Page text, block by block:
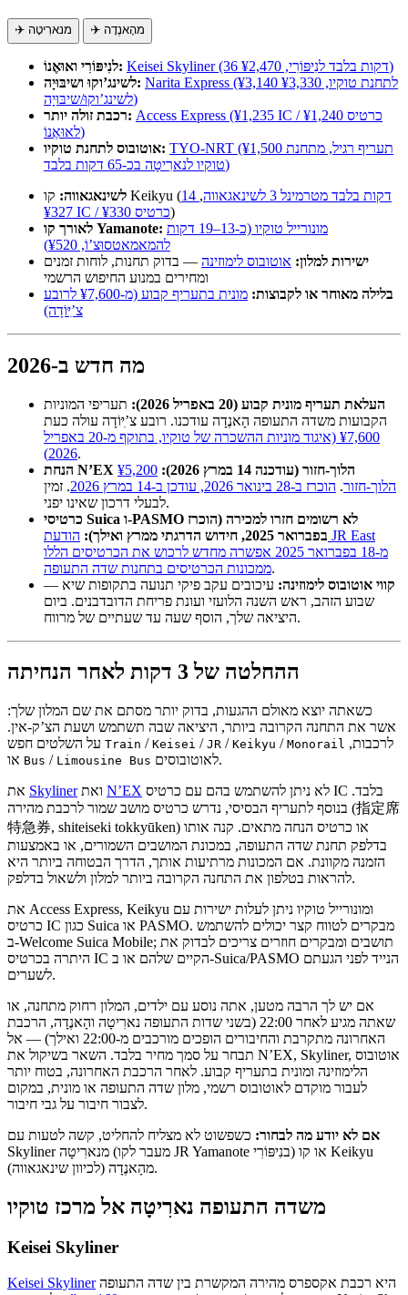
✈️ מנארִיטָה ✈️ מהָאנֶדָה
לנִיפּוֹרִי ואוּאֶנוֹ:
Keisei Skyliner (36 דקות בלבד לנִיפּוֹרִי, ¥2,470)
לשינג’וקוּ ושיבּוּיָה: Narita Express (¥3,140 לתחנת טוקיו, ¥3,330
לשינג’וקוּ/שיבּוּיָה)
רכבת זולה יותר: Access Express (¥1,235 IC / ¥1,240 כרטיס
לאוּאֶנוֹ)
אוטובוס לתחנת טוקיו: TYO-NRT (¥1,500 תעריף רגיל, מתחנת
טוקיו לנארִיטָה בכ-65 דקות בלבד)
לשינאגאווה: קו Keikyu ( 14 דקות בלבד מטרמינל 3 לשינאגאווה
,
¥327 IC / ¥330 כרטיס)
לאורך קו Yamanote: מונורייל טוקיו (כ-13–19 דקות
להמאמאטסוּצ’וֹ, ¥520)
ישירות למלון: אוטובוס לימוזינה — בדוק תחנות, לוחות זמנים
ומחירים במנוע החיפוש הרשמי
בלילה מאוחר או לקבוצות:
מונית בתעריף קבוע (מ-¥7,600 לרובע
צ’ִיּוֹדָה)
מה חדש ב-2026
העלאת תעריף מונית קבוע (20 באפריל 2026):
תעריפי המוניות
הקבועות משדה התעופה הָאנֶדָה עודכנו. רובע צ’ִיּוֹדָה עולה כעת
¥7,600 (איגוד מוניות ההשכרה של טוקיו, בתוקף מ-20 באפריל
2026).
הנחת N’EX הלוך-חזור (עודכנה 14 במרץ 2026):
¥5,200
הלוך-חזור. הוכרז ב-28 בינואר 2026, עודכן ב-14 במרץ 2026
. זמין
לבעלי דרכון שאינו יפני.
כרטיסי Suica ו-PASMO לא רשומים חזרו למכירה (הוכרז
בפברואר 2025, חידוש הדרגתי ממרץ ואילך):
הודעת JR East
מ-18 בפברואר 2025 אפשרה מחדש לרכוש את הכרטיסים הללו
ממכונות הכרטיסים בתחנות שדה התעופה.
קווי אוטובוס לימוזינה: עיכובים עקב פיקי תנועה בתקופות שיא —
שבוע הזהב, ראש השנה הלועזי ועונת פריחת הדובדבנים. ביום
היציאה שלך, הוסף שעה עד שעתיים של מרווח.
ההחלטה של 3 דקות לאחר הנחיתה
כשאתה יוצא מאולם ההגעות, בדוק יותר מסתם את שם המלון שלך:
אשר את התחנה הקרובה ביותר, היציאה שבה תשתמש ושעת הצ’ק-אין.
Train / Keisei / JR / Keikyu / Monorail
Bus / Limousine Bus
לאוטובוסים.
Skyliner N’EX
בנוסף לתעריף הבסיסי, נדרש כרטיס מושב שמור לרכבת מהירה (指定席
特急券, shiteiseki tokkyūken) או כרטיס הנחה מתאים. קנה אותו
בדלפק תחנת שדה התעופה, במכונת המושבים השמורים, או באמצעות
הזמנה מקוונת. אם המכונות מרתיעות אותך, הדרך הבטוחה ביותר היא
להראות בטלפון את התחנה הקרובה ביותר למלון ולשאול בדלפק.
את Access Express, Keikyu ומונורייל טוקיו ניתן לעלות ישירות עם
כרטיס IC כגון Suica או PASMO. מבקרים לטווח קצר יכולים להשתמש
ב-Welcome Suica Mobile; תושבים ומבקרים חוזרים צריכים לבדוק את
היתרה בכרטיס IC הקיים שלהם או ב-Suica/PASMO הנייד לפני הגעתם
לשערים.
אם יש לך הרבה מטען, אתה נוסע עם ילדים, המלון רחוק מתחנה, או
שאתה מגיע לאחר 22:00 (בשני שדות התעופה נארִיטָה והָאנֶדָה, הרכבת
האחרונה מתקרבת והחיבורים הופכים מורכבים מ-22:00 ואילך) — אל
תבחר על סמך מחיר בלבד. השאר בשיקול את N’EX, Skyliner, אוטובוס
הלימוזינה ומונית בתעריף קבוע. לאחר הרכבת האחרונה, בטוח יותר
לעבור מוקדם לאוטובוס רשמי, מלון שדה התעופה או מונית, במקום
לצבור חיבור על גבי חיבור.
אם לא יודע מה לבחור: כשפשוט לא מצליח להחליט, קשה לטעות עם
Skyliner מנארִיטָה (מעבר לקו JR Yamanote בנִיפּוֹרִי) או קו Keikyu
מהָאנֶדָה (לכיוון שינאגאווה).
משדה התעופה נארִיטָה אל מרכז טוקיו
Keisei Skyliner
Keisei Skylinerהיא רכבת אקספרס מהירה המקשרת בין שדה התעופה